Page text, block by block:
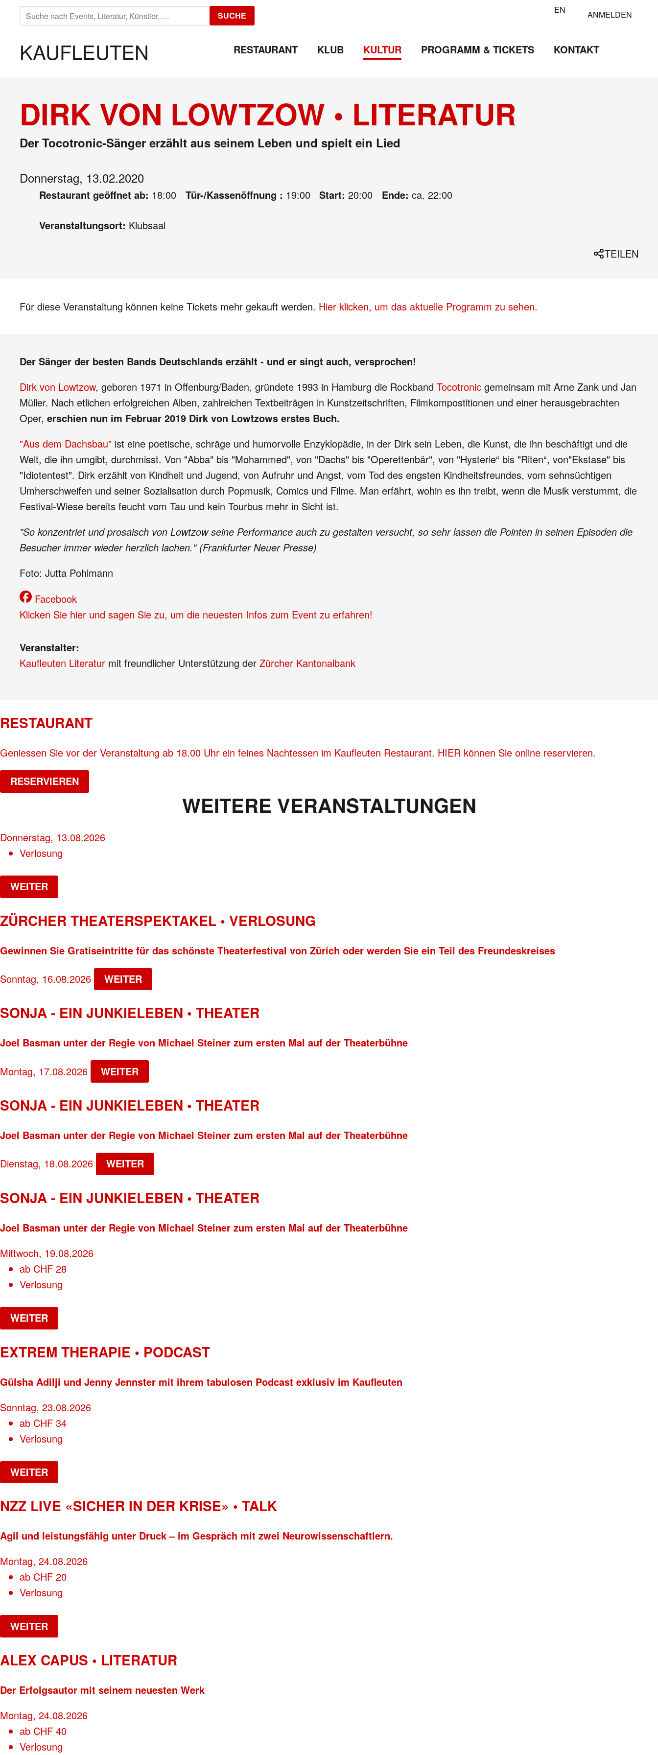
SUCHE
NACH:
SUCHE EN ANMELDEN
KAUFLEUTEN RESTAURANT KLUB KULTUR PROGRAMM & TICKETS KONTAKT
DIRK VON LOWTZOW • LITERATUR
Der Tocotronic-Sänger erzählt aus seinem Leben und spielt ein Lied
Donnerstag, 13.02.2020
Restaurant geöffnet ab: 18:00 Tür-/Kassenöffnung : 19:00 Start: 20:00 Ende: ca. 22:00
Veranstaltungsort: Klubsaal
TEILEN
Für diese Veranstaltung können keine Tickets mehr gekauft werden. Hier klicken, um das aktuelle Programm zu sehen.
Der Sänger der besten Bands Deutschlands erzählt - und er singt auch, versprochen!
Dirk von Lowtzow, geboren 1971 in Offenburg/Baden, gründete 1993 in Hamburg die Rockband Tocotronic gemeinsam mit Arne Zank und Jan
Müller. Nach etlichen erfolgreichen Alben, zahlreichen Textbeiträgen in Kunstzeitschriften, Filmkompostitionen und einer herausgebrachten
Oper, erschien nun im Februar 2019 Dirk von Lowtzows erstes Buch.
"Aus dem Dachsbau" ist eine poetische, schräge und humorvolle Enzyklopädie, in der Dirk sein Leben, die Kunst, die ihn beschäftigt und die
Welt, die ihn umgibt, durchmisst. Von "Abba" bis "Mohammed", von "Dachs" bis "Operettenbär", von "Hysterie“ bis "Riten“, von"Ekstase" bis
"Idiotentest". Dirk erzählt von Kindheit und Jugend, von Aufruhr und Angst, vom Tod des engsten Kindheitsfreundes, vom sehnsüchtigen
Umherschweifen und seiner Sozialisation durch Popmusik, Comics und Filme. Man erfährt, wohin es ihn treibt, wenn die Musik verstummt, die
Festival-Wiese bereits feucht vom Tau und kein Tourbus mehr in Sicht ist.
"So konzentriet und prosaisch von Lowtzow seine Performance auch zu gestalten versucht, so sehr lassen die Pointen in seinen Episoden die
Besucher immer wieder herzlich lachen." (Frankfurter Neuer Presse)
Foto: Jutta Pohlmann
Facebook
Klicken Sie hier und sagen Sie zu, um die neuesten Infos zum Event zu erfahren!
Veranstalter:
Kaufleuten Literatur mit freundlicher Unterstützung der Zürcher Kantonalbank
RESTAURANT
Geniessen Sie vor der Veranstaltung ab 18.00 Uhr ein feines Nachtessen im Kaufleuten Restaurant. HIER können Sie online reservieren.
RESERVIEREN
WEITERE VERANSTALTUNGEN
Donnerstag, 13.08.2026
Verlosung
WEITER
ZÜRCHER THEATERSPEKTAKEL • VERLOSUNG
Gewinnen Sie Gratiseintritte für das schönste Theaterfestival von Zürich oder werden Sie ein Teil des Freundeskreises
Sonntag, 16.08.2026 WEITER
SONJA - EIN JUNKIELEBEN • THEATER
Joel Basman unter der Regie von Michael Steiner zum ersten Mal auf der Theaterbühne
Montag, 17.08.2026 WEITER
SONJA - EIN JUNKIELEBEN • THEATER
Joel Basman unter der Regie von Michael Steiner zum ersten Mal auf der Theaterbühne
Dienstag, 18.08.2026 WEITER
SONJA - EIN JUNKIELEBEN • THEATER
Joel Basman unter der Regie von Michael Steiner zum ersten Mal auf der Theaterbühne
Mittwoch, 19.08.2026
ab CHF 28
Verlosung
WEITER
EXTREM THERAPIE • PODCAST
Gülsha Adilji und Jenny Jennster mit ihrem tabulosen Podcast exklusiv im Kaufleuten
Sonntag, 23.08.2026
ab CHF 34
Verlosung
WEITER
NZZ LIVE «SICHER IN DER KRISE» • TALK
Agil und leistungsfähig unter Druck – im Gespräch mit zwei Neurowissenschaftlern.
Montag, 24.08.2026
ab CHF 20
Verlosung
WEITER
ALEX CAPUS • LITERATUR
Der Erfolgsautor mit seinem neuesten Werk
Montag, 24.08.2026
ab CHF 40
Verlosung